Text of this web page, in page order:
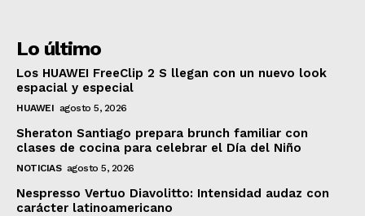
Lo último
Los HUAWEI FreeClip 2 S llegan con un nuevo look
espacial y especial
HUAWEI agosto 5, 2026
Sheraton Santiago prepara brunch familiar con
clases de cocina para celebrar el Día del Niño
NOTICIAS agosto 5, 2026
Nespresso Vertuo Diavolitto: Intensidad audaz con
carácter latinoamericano